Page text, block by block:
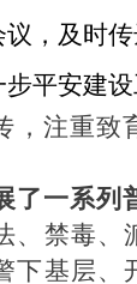
，及时
步平安建设
，注重致
了一系
、禁毒、
下基层、